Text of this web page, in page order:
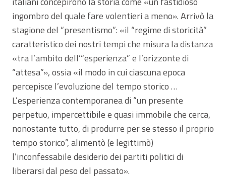
ingombro del quale fare volentieri a meno». Arrivò la
stagione del “presentismo”: «il “regime di storicità”
caratteristico dei nostri tempi che misura la distanza
«tra l’ambito dell’“esperienza” e l’orizzonte di
“attesa”», ossia «il modo in cui ciascuna epoca
percepisce l’evoluzione del tempo storico …
L’esperienza contemporanea di “un presente
perpetuo, impercettibile e quasi immobile che cerca,
nonostante tutto, di produrre per se stesso il proprio
tempo storico”, alimentò (e legittimò)
l’inconfessabile desiderio dei partiti politici di
liberarsi dal peso del passato».